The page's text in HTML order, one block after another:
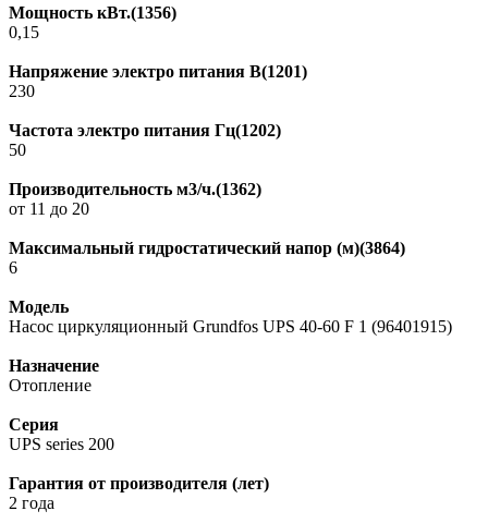
Мощность кВт.(1356)
0,15
Напряжение электро питания В(1201)
230
Частота электро питания Гц(1202)
50
Производительность м3/ч.(1362)
от 11 до 20
Максимальный гидростатический напор (м)(3864)
6
Модель
Насос циркуляционный Grundfos UPS 40-60 F 1 (96401915)
Назначение
Отопление
Серия
UPS series 200
Гарантия от производителя (лет)
2 года